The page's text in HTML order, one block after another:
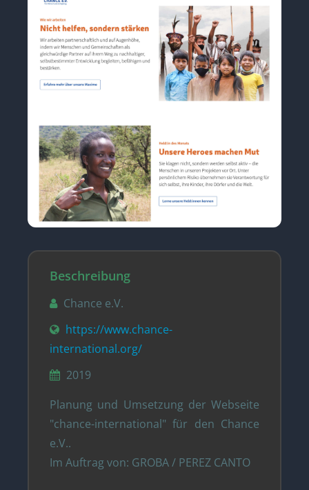
Beschreibung
Chance e.V.
https://www.chance-
international.org/
2019
Planung und Umsetzung der Webseite
"chance-international" für den Chance
e.V..
Im Auftrag von: GROBA / PEREZ CANTO